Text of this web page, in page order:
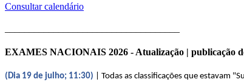
Consultar calendário
EXAMES NACIONAIS 2026 - Atualização | publicação
(Dia 19 de julho; 11:30) | Todas as classificações que estavam